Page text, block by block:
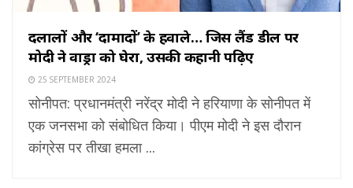
दलालों और ‘दामादों’ के हवाले… जिस लैंड डील पर
मोदी ने वाड्रा को घेरा, उसकी कहानी पढ़िए
25 SEPTEMBER 2024
सोनीपत: प्रधानमंत्री नरेंद्र मोदी ने हरियाणा के सोनीपत में
एक जनसभा को संबोधित किया। पीएम मोदी ने इस दौरान
कांग्रेस पर तीखा हमला ...